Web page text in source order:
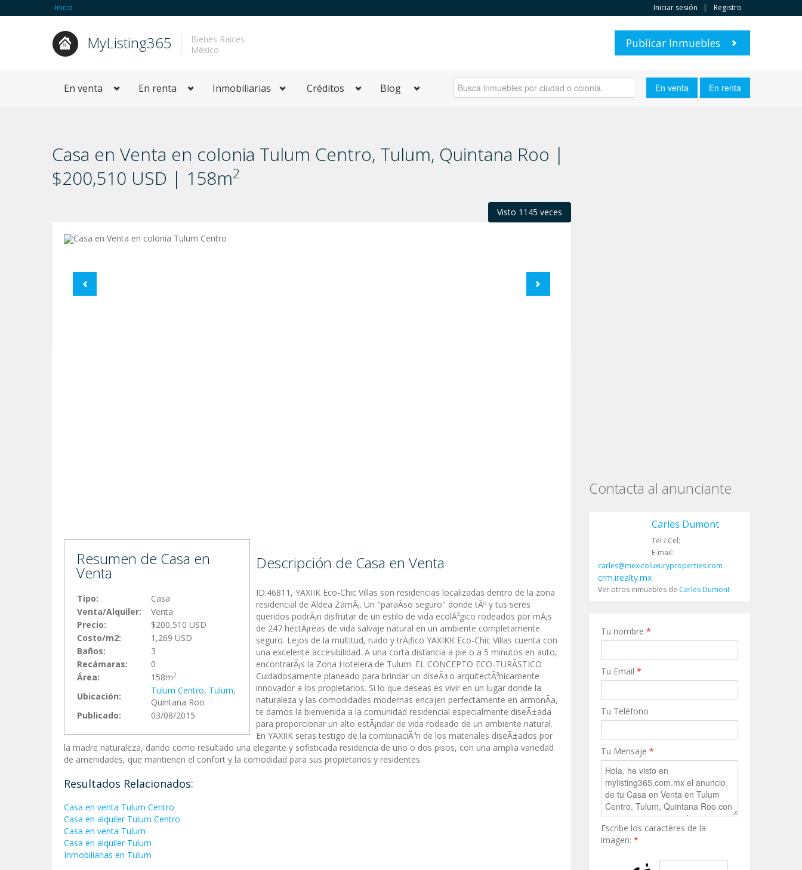
Inicio Iniciar sesión Registro
MyListing365
Bienes Raices
México
Publicar Inmuebles
En venta En renta Inmobiliarias Créditos Blog
Casa en Venta en colonia Tulum Centro, Tulum, Quintana Roo |
$200,510 USD | 158m2
Visto 1145 veces
Resumen de Casa en
Venta
Tipo:
Casa
Venta/Alquiler:
Venta
Precio:
$200,510 USD
Costo/m2:
1,269 USD
Baños:
3
Recámaras:
0
Área:
158m2
Ubicación:
Tulum Centro, Tulum,
Quintana Roo
Publicado:
03/08/2015
Descripción de Casa en Venta
ID:46811, YAXIIK Eco-Chic Villas son residencias localizadas dentro de la zona
residencial de Aldea ZamÃ¡. Un "paraÃ­so seguro" donde tÃº y tus seres
queridos podrÃ¡n disfrutar de un estilo de vida ecolÃ³gico rodeados por mÃ¡s
de 247 hectÃ¡reas de vida salvaje natural en un ambiente completamente
seguro. Lejos de la multitud, ruido y trÃ¡fico YAXIKK Eco-Chic Villas cuenta con
una excelente accesibilidad. A una corta distancia a pie o a 5 minutos en auto,
encontrarÃ¡s la Zona Hotelera de Tulum. EL CONCEPTO ECO-TURÃSTICO
Cuidadosamente planeado para brindar un diseÃ±o arquitectÃ³nicamente
innovador a los propietarios. Si lo que deseas es vivir en un lugar donde la
naturaleza y las comodidades modernas encajen perfectamente en armonÃ­a,
te damos la bienvenida a la comunidad residencial especialmente diseÃ±ada
para proporcionar un alto estÃ¡ndar de vida rodeado de un ambiente natural.
En YAXIIK seras testigo de la combinaciÃ³n de los materiales diseÃ±ados por
la madre naturaleza, dando como resultado una elegante y sofisticada residencia de uno o dos pisos, con una amplia variedad
de amenidades, que mantienen el confort y la comodidad para sus propietarios y residentes.
Resultados Relacionados:
Casa en venta Tulum Centro
Casa en alquiler Tulum Centro
Casa en venta Tulum
Casa en alquiler Tulum
Inmobiliarias en Tulum
Contacta al anunciante
Carles Dumont
Tel / Cel:
E-mail:
carles@mexicoluxuryproperties.com
crm.irealty.mx
Ver otros inmuebles de Carles Dumont
Tu nombre *
Tu Email *
Tu Teléfono
Tu Mensaje *
Escribe los caractéres de la
imagen: *